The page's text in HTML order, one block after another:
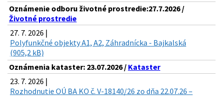
Oznámenie odboru životné prostredie:27.7.2026 /
Životné prostredie
27. 7. 2026 |
Polyfunkčné objekty A1, A2, Záhradnícka - Bajkalská
(905,2 kB)
Oznámenia kataster: 23.07.2026 / Kataster
23. 7. 2026 |
Rozhodnutie OÚ BA KO č. V-18140/26 zo dňa 22.07.26 –